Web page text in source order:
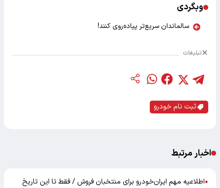
وبگردی
سالماندان سریع‌تر پیاده‌روی کنند!
تبلیغات
ثبت نام خودرو
اخبار مرتبط
●اطلاعیه مهم ایران‌خودرو برای منتخبان فروش / فقط تا این تاریخ